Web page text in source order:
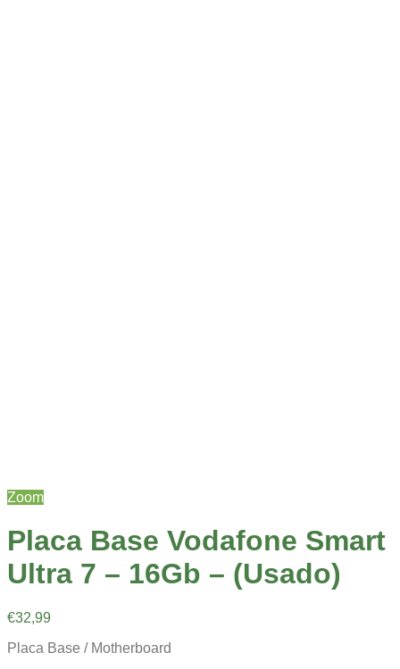
Zoom
Placa Base Vodafone Smart
Ultra 7 – 16Gb – (Usado)
€32,99
Placa Base / Motherboard